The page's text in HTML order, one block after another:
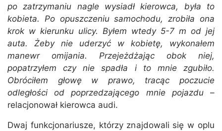
po zatrzymaniu nagle wysiadł kierowca, była to
kobieta. Po opuszczeniu samochodu, zrobiła ona
krok w kierunku ulicy. Byłem wtedy 5-7 m od jej
auta. Żeby nie uderzyć w kobietę, wykonałem
manewr omijania. Przejeżdżając obok niej,
popatrzyłem czy nie spadła i to mnie zgubiło.
Obróciłem głowę w prawo, tracąc poczucie
odległości od poprzedzającego mnie pojazdu–
relacjonował kierowca audi.
Dwaj funkcjonariusze, którzy znajdowali się w oplu